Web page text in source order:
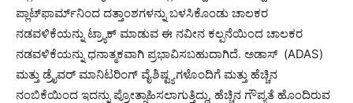
ಪ್ಲಾಟ್‌ಫಾರ್ಮ್‌ನಿಂದ ದತ್ತಾಂಶಗಳನ್ನು ಬಳಸಿಕೊಂಡು ಚಾಲಕರ
ನಡವಳಿಕೆಯನ್ನು ಟ್ರ್ಯಾಕ್ ಮಾಡುವ ಈ ನವೀನ ಕಲ್ಪನೆಯಿಂದ ಚಾಲಕರ
ನಡವಳಿಕೆಯನ್ನು ಧನಾತ್ಮಕವಾಗಿ ಪ್ರಭಾವಿಸಬಹುದಾಗಿದೆ. ಅಡಾಸ್ ‌ (ADAS)
ಮತ್ತು ಡ್ರೈವರ್ ಮಾನಿಟರಿಂಗ್ ವೈಶಿಷ್ಟ್ಯಗಳೊಂದಿಗೆ ಮತ್ತು ಹೆಚ್ಚಿನ
ನಂಬಿಕೆಯಿಂದ ಇದನ್ನು ಪ್ರೋತ್ಸಾಹಿಸಲಾಗುತ್ತಿದ್ದು, ಹೆಚ್ಚಿನ ಗೌಪ್ಯತೆ ಹೊಂದಿರುವ